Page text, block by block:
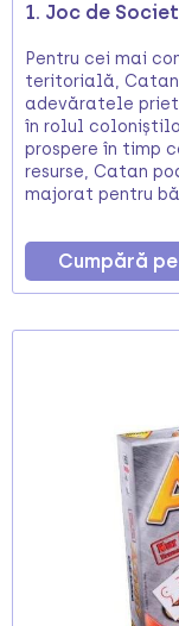
1. Joc de
Pentru cei mai
teritorială,
adevăratele
în rolul
prospere în timp
resurse, Catan
majorat pentru
Cumpără